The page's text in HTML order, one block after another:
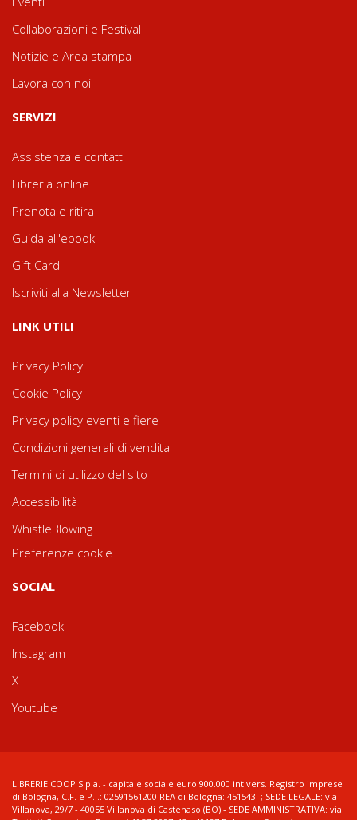
Collaborazioni e Festival
Notizie e Area stampa
Lavora con noi
SERVIZI
Assistenza e contatti
Libreria online
Prenota e ritira
Guida all'ebook
Gift Card
Iscriviti alla Newsletter
LINK UTILI
Privacy Policy
Cookie Policy
Privacy policy eventi e fiere
Condizioni generali di vendita
Termini di utilizzo del sito
Accessibilità
WhistleBlowing
Preferenze cookie
SOCIAL
Facebook
Instagram
X
Youtube
LIBRERIE.COOP S.p.a. - capitale sociale euro 900.000 int.vers. Registro imprese
di Bologna, C.F. e P.I.: 02591561200 REA di Bologna: 451543 ; SEDE LEGALE: via
Villanova, 29/7 - 40055 Villanova di Castenaso (BO) - SEDE AMMINISTRATIVA: via